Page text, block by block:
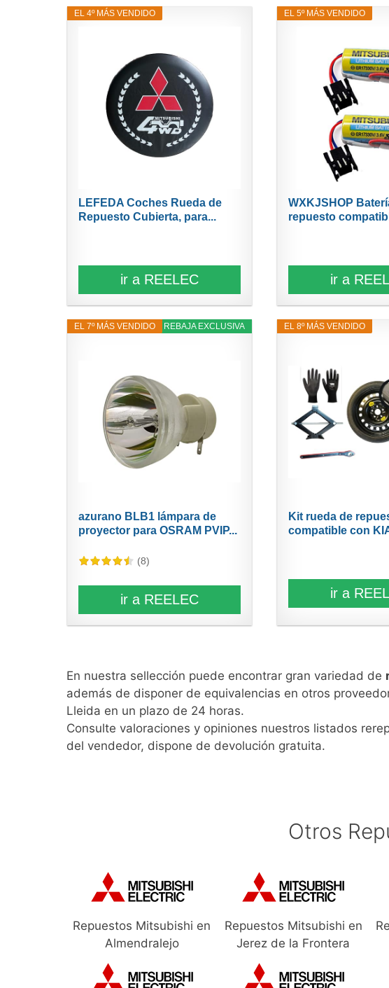
EL 4º MÁS VENDIDO
LEFEDA Coches Rueda de
Repuesto Cubierta, para...
ir a REELEC
EL 5º MÁS VENDIDO
WXKJSHOP
repuesto
ir a
4% REBAJA EXCLUSIVA
EL 7º MÁS VENDIDO
azurano BLB1 lámpara de
proyector para OSRAM PVIP...
(8)
ir a REELEC
EL 8º MÁS VENDIDO
Kit rueda de
compatible con
ir a
En nuestra sellección puede encontrar gran variedad de
además de disponer de equivalencias en otros
Lleida en un plazo de 24 horas.
Consulte valoraciones y opiniones nuestros listados
del vendedor, dispone de devolución gratuita.
Otros
Repuestos Mitsubishi en
Almendralejo
Repuestos Mitsubishi en
Jerez de la Frontera